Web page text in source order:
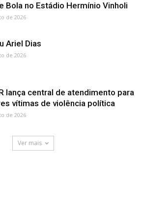
Bola no Estádio Hermínio Vinholi
de 2026
Ariel Dias
de 2026
lança central de atendimento para
vítimas de violência política
de 2026
Ver mais